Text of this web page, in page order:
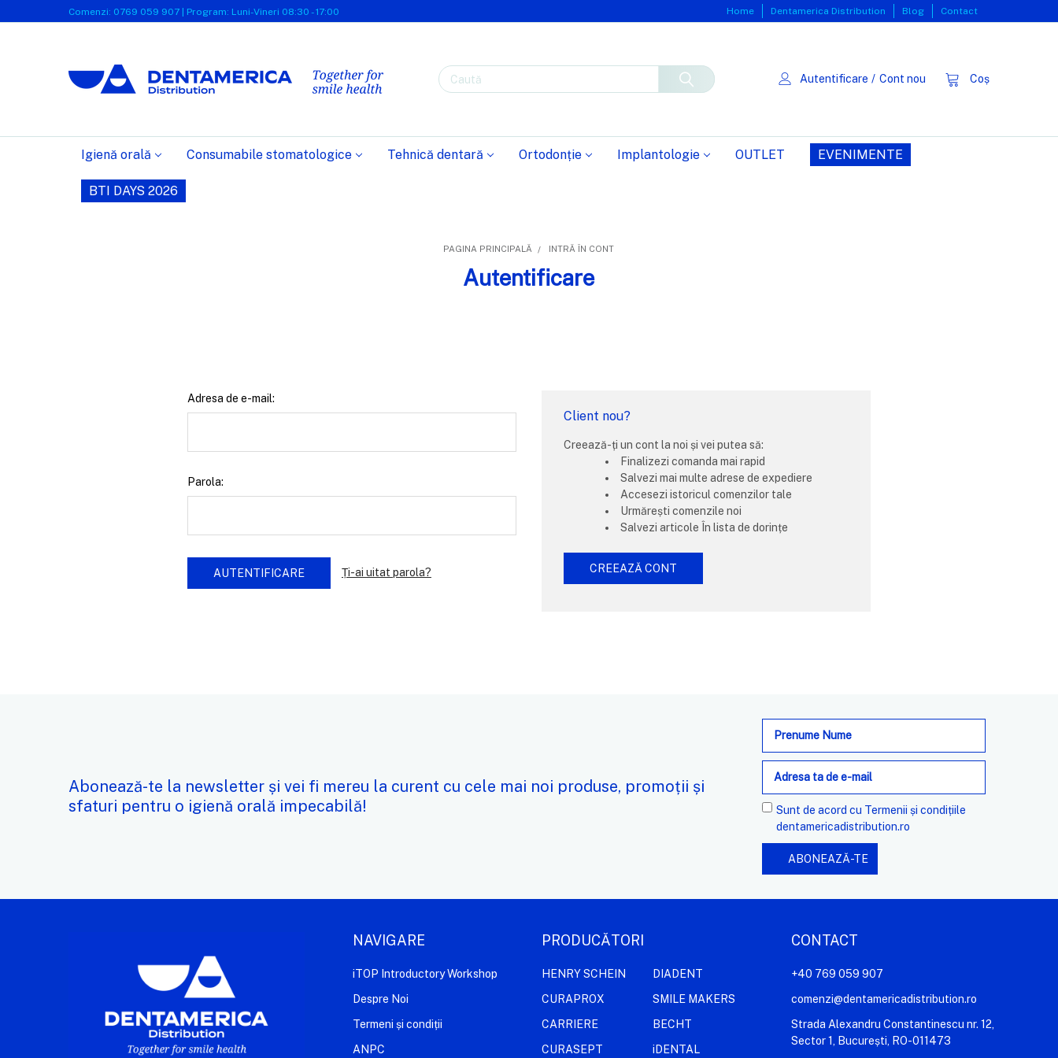
Comenzi: 0769 059 907 | Program: Luni-Vineri 08:30 - 17:00 Home Dentamerica Distribution Blog Contact
Autentificare / Cont nou Coș
Caută
Igienă orală Consumabile stomatologice Tehnică dentară Ortodonție Implantologie OUTLET EVENIMENTE
BTI DAYS 2026
PAGINA PRINCIPALĂ INTRĂ ÎN CONT
Autentificare
Adresa de e-mail:
Parola:
Ți-ai uitat parola?
Client nou?
Creează-ți un cont la noi și vei putea să:
Finalizezi comanda mai rapid
Salvezi mai multe adrese de expediere
Accesezi istoricul comenzilor tale
Urmărești comenzile noi
Salvezi articole În lista de dorințe
CREEAZĂ CONT
Abonează-te la newsletter și vei fi mereu la curent cu cele mai noi produse, promoții și
sfaturi pentru o igienă orală impecabilă!
Adresa
e-
mail
Sunt de acord cu Termenii și condițiile
dentamericadistribution.ro
NAVIGARE
iTOP Introductory Workshop
Despre Noi
Termeni și condiții
ANPC
PRODUCĂTORI
HENRY SCHEIN
CURAPROX
CARRIERE
CURASEPT
DIADENT
SMILE MAKERS
BECHT
iDENTAL
CONTACT
+40 769 059 907
comenzi@dentamericadistribution.ro
Strada Alexandru Constantinescu nr. 12,
Sector 1, București, RO-011473